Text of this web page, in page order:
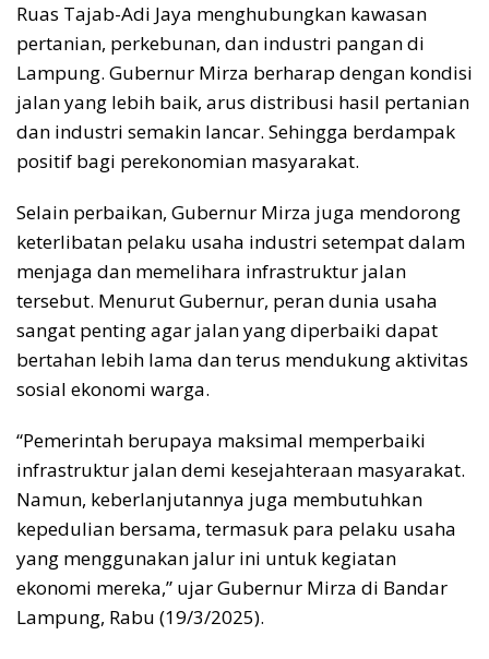
Ruas Tajab-Adi Jaya menghubungkan kawasan
pertanian, perkebunan, dan industri pangan di
Lampung. Gubernur Mirza berharap dengan kondisi
jalan yang lebih baik, arus distribusi hasil pertanian
dan industri semakin lancar. Sehingga berdampak
positif bagi perekonomian masyarakat.
Selain perbaikan, Gubernur Mirza juga mendorong
keterlibatan pelaku usaha industri setempat dalam
menjaga dan memelihara infrastruktur jalan
tersebut. Menurut Gubernur, peran dunia usaha
sangat penting agar jalan yang diperbaiki dapat
bertahan lebih lama dan terus mendukung aktivitas
sosial ekonomi warga.
“Pemerintah berupaya maksimal memperbaiki
infrastruktur jalan demi kesejahteraan masyarakat.
Namun, keberlanjutannya juga membutuhkan
kepedulian bersama, termasuk para pelaku usaha
yang menggunakan jalur ini untuk kegiatan
ekonomi mereka,” ujar Gubernur Mirza di Bandar
Lampung, Rabu (19/3/2025).